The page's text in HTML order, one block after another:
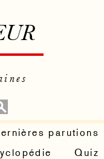
parutions
Quiz